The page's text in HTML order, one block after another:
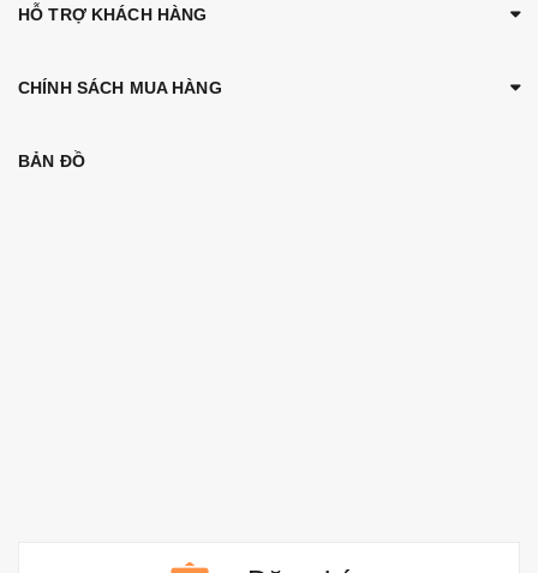
HỖ TRỢ KHÁCH HÀNG
CHÍNH SÁCH MUA HÀNG
BẢN ĐỒ